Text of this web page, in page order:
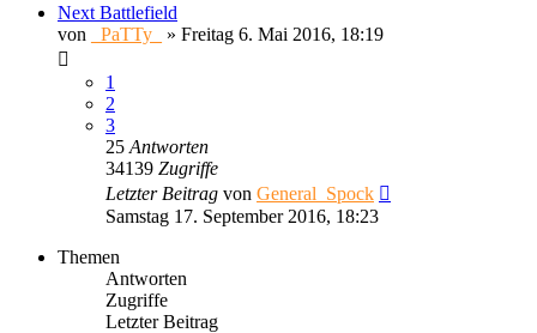
Next Battlefield
von
_PaTTy_ » Freitag 6. Mai 2016, 18:19
1
2
3
25 Antworten
34139 Zugriffe
Letzter Beitrag von General_Spock
Samstag 17. September 2016, 18:23
Themen
Antworten
Zugriffe
Letzter Beitrag